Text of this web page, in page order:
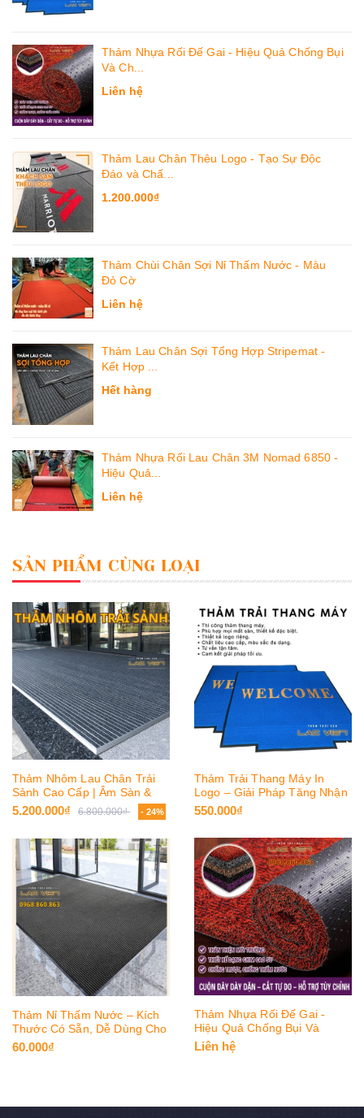
Thảm Nhựa Rối Đế Gai - Hiệu Quả Chống Bụi
Và Ch...
Liên hệ
Thảm Lau Chân Thêu Logo - Tạo Sự Độc
Đáo và Chấ...
1.200.000₫
Thảm Chùi Chân Sợi Nỉ Thấm Nước - Màu
Đỏ Cờ
Liên hệ
Thảm Lau Chân Sợi Tổng Hợp Stripemat -
Kết Hợp ...
Hết hàng
Thảm Nhựa Rối Lau Chân 3M Nomad 6850 -
Hiệu Quả...
Liên hệ
SẢN PHẨM CÙNG LOẠI
Thảm Nhôm Lau Chân Trải
Sảnh Cao Cấp | Âm Sàn &
Trải Nổi
5.200.000₫ 6.800.000₫ - 24%
Thảm Nỉ Thấm Nước – Kích
Thước Có Sẵn, Dễ Dùng Cho
Mọi Không Gian
60.000₫
Thảm Trải Thang Máy In
Logo – Giải Pháp Tăng Nhận
Diện Thương Hiệu
550.000₫
Thảm Nhựa Rối Đế Gai -
Hiệu Quả Chống Bụi Và
Chống Trơn Trượt Tuyệt Vời
Liên hệ